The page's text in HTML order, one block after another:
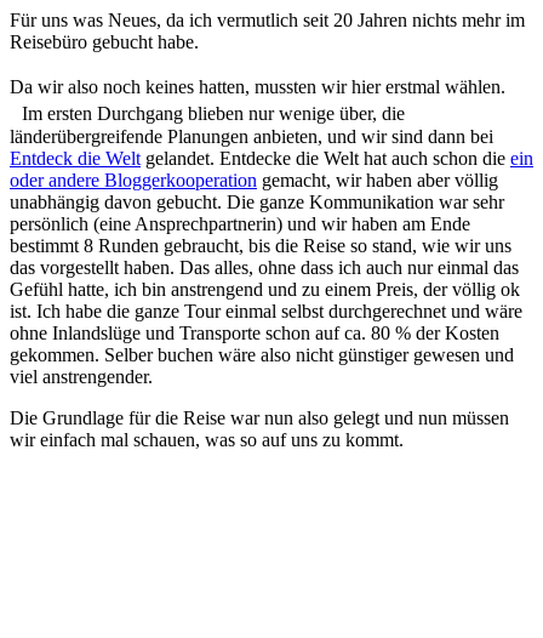
Für uns was Neues, da ich vermutlich seit 20 Jahren nichts mehr im
Reisebüro gebucht habe.
Da wir also noch keines hatten, mussten wir hier erstmal wählen.
Im ersten Durchgang blieben nur wenige über, die
länderübergreifende Planungen anbieten, und wir sind dann bei
Entdeck die Welt gelandet. Entdecke die Welt hat auch schon die ein
oder andere Bloggerkooperation gemacht, wir haben aber völlig
unabhängig davon gebucht. Die ganze Kommunikation war sehr
persönlich (eine Ansprechpartnerin) und wir haben am Ende
bestimmt 8 Runden gebraucht, bis die Reise so stand, wie wir uns
das vorgestellt haben. Das alles, ohne dass ich auch nur einmal das
Gefühl hatte, ich bin anstrengend und zu einem Preis, der völlig ok
ist. Ich habe die ganze Tour einmal selbst durchgerechnet und wäre
ohne Inlandslüge und Transporte schon auf ca. 80 % der Kosten
gekommen. Selber buchen wäre also nicht günstiger gewesen und
viel anstrengender.
Die Grundlage für die Reise war nun also gelegt und nun müssen
wir einfach mal schauen, was so auf uns zu kommt.